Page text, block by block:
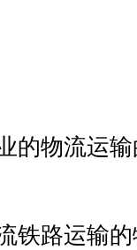
物流运输
路运输的